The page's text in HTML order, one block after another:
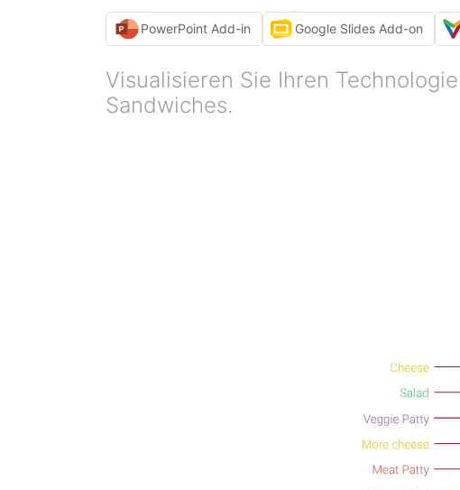
PowerPoint Add-in Google Slides Add-on
Visualisieren Sie Ihren
Sandwiches.